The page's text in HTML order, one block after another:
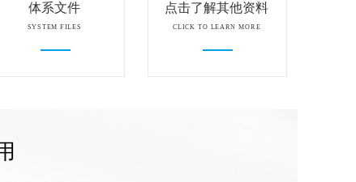
体系文件
SYSTEM FILES
点击了解其他资料
CLICK TO LEARN MORE